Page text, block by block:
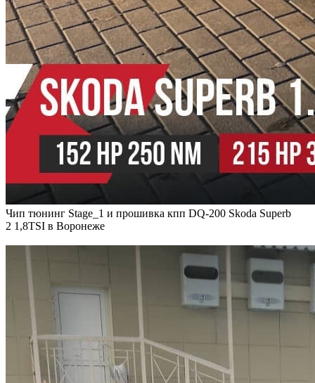
Чип тюнинг Stage_1 и прошивка кпп DQ-200 Skoda Superb
2 1,8TSI в Воронеже